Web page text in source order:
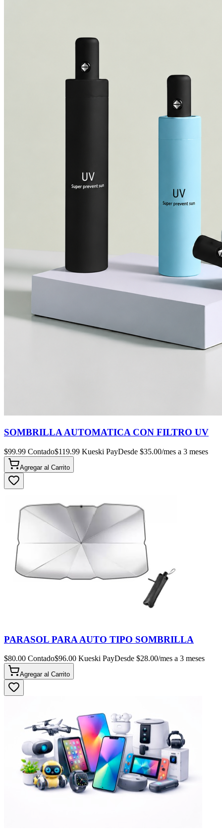
SOMBRILLA AUTOMATICA CON FILTRO UV
$99.99 Contado$119.99 Kueski PayDesde $35.00/mes a 3 meses
Agregar al Carrito
PARASOL PARA AUTO TIPO SOMBRILLA
$80.00 Contado$96.00 Kueski PayDesde $28.00/mes a 3 meses
Agregar al Carrito